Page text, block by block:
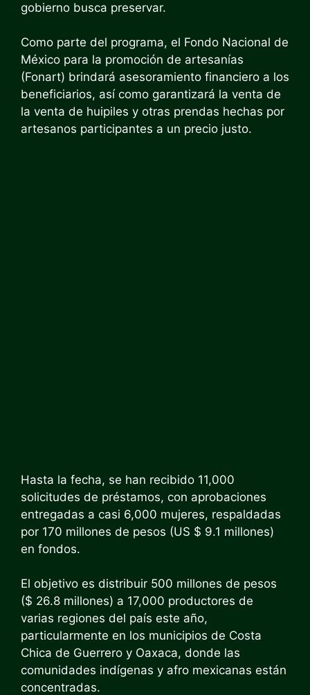
gobierno busca preservar.
Como parte del programa, el Fondo Nacional de
México para la promoción de artesanías
(Fonart) brindará asesoramiento financiero a los
beneficiarios, así como garantizará la venta de
la venta de huipiles y otras prendas hechas por
artesanos participantes a un precio justo.
Hasta la fecha, se han recibido 11,000
solicitudes de préstamos, con aprobaciones
entregadas a casi 6,000 mujeres, respaldadas
por 170 millones de pesos (US $ 9.1 millones)
en fondos.
El objetivo es distribuir 500 millones de pesos
($ 26.8 millones) a 17,000 productores de
varias regiones del país este año,
particularmente en los municipios de Costa
Chica de Guerrero y Oaxaca, donde las
comunidades indígenas y afro mexicanas están
concentradas.